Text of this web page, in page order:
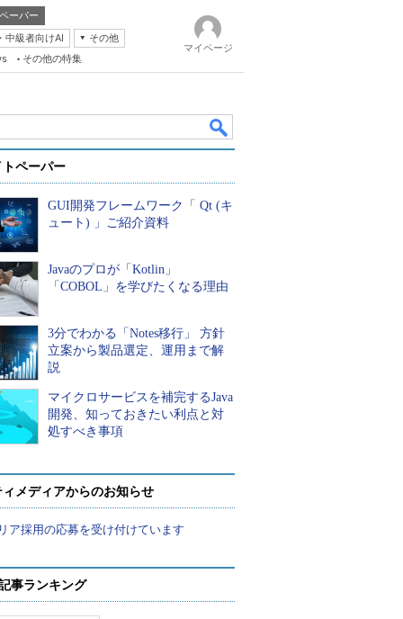
ーパー
中級者向けAI
その他
その他の特集
マイページ
ペーパー
GUI開発フレームワーク「 Qt (キ
ュート) 」ご紹介資料
Javaのプロが「Kotlin」
「COBOL」を学びたくなる理由
3分でわかる「Notes移行」 方針
立案から製品選定、運用まで解
説
マイクロサービスを補完するJava
開発、知っておきたい利点と対
処すべき事項
メディアからのお知らせ
ア採用の応募を受け付けています
事ランキング